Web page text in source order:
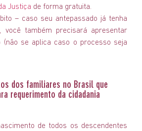
Justiça de forma gratuita.
– caso seu antepassado já tenha
você também precisará apresentar
(não se aplica caso o processo seja
dos familiares no Brasil que
requerimento da cidadania
de todos os descendentes